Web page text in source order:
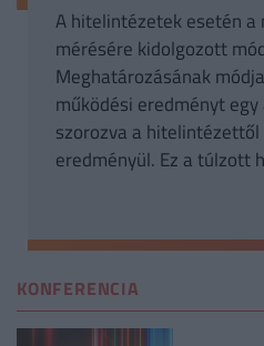
A hitelintézetek esetén a
mérésére kidolgozott
Meghatározásának
működési eredményt
szorozva a
eredményül. Ez a
KONFERENCIA